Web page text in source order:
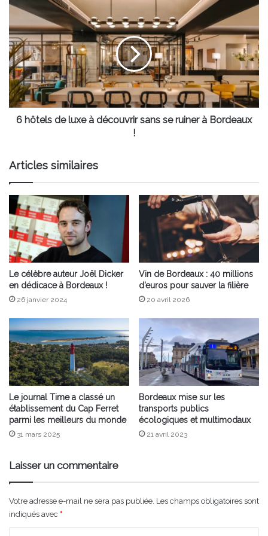
de
000
supporters
6
de
luxe
à
découvrir
sans
se
ruiner
6 hôtels de luxe à découvrir sans se ruiner à Bordeaux
!
Articles similaires
Le célèbre auteur Joël Dicker
en dédicace à Bordeaux !
26 janvier 2024
Vin de Bordeaux : 40 millions
d’euros pour sauver la filière
20 avril 2026
Le journal Time a classé un
établissement du Cap Ferret
parmi les meilleurs du monde
31 mars 2025
Bordeaux mise sur les
transports publics
écologiques et multimodaux
21 avril 2023
Laisser un commentaire
Votre adresse e-mail ne sera pas publiée. Les champs obligatoires sont
indiqués avec *